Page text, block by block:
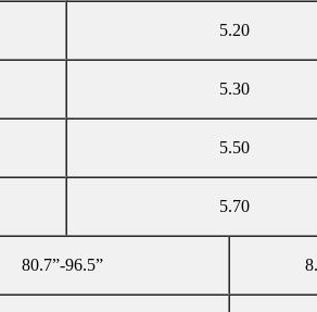
5.20
5.30
5.50
5.70
80.7”-96.5”